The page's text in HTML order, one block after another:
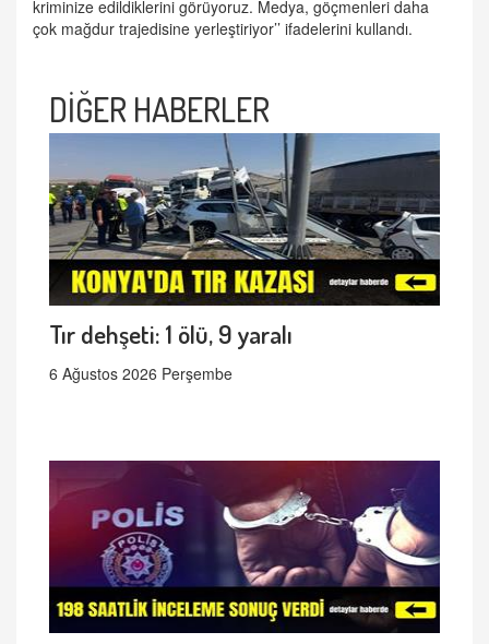
kriminize edildiklerini görüyoruz. Medya, göçmenleri daha
çok mağdur trajedisine yerleştiriyor’’ ifadelerini kullandı.
DİĞER HABERLER
Tır dehşeti: 1 ölü, 9 yaralı
6 Ağustos 2026 Perşembe